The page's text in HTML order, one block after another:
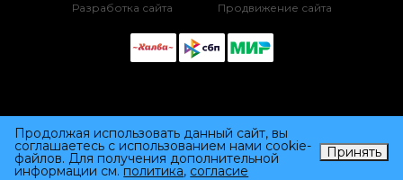
Каталог Автосервис Профиль
Разработка сайта Продвижение сайта
Продолжая использовать данный сайт, вы
соглашаетесь с использованием нами cookie-
файлов. Для получения дополнительной
информации см.политика, согласие
Принять